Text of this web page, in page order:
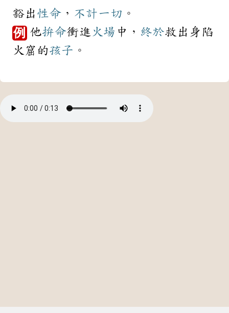
豁出 性命 ， 不計一切 。
例 他拚命衝進 火場 中， 終於救出身陷
火窟的孩子 。